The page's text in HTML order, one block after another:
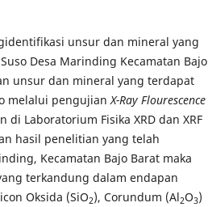
unsur dan mineral yang
Desa Marinding Kecamatan Bajo
unsur dan mineral yang terdapat
melalui pengujianX-Ray Flourescence
di Laboratorium Fisika XRD dan XRF
hasil penelitian yang telah
Kecamatan Bajo Barat maka
terkandung dalam endapan
Oksida (SiO2), Corundum (Al2O3)